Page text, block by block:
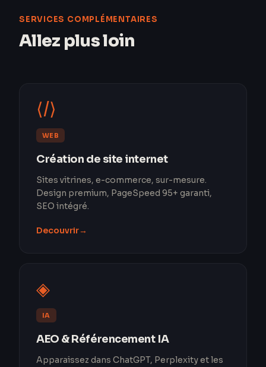
SERVICES COMPLÉMENTAIRES
Allez plus loin
⟨/⟩
WEB
Création de site internet
Sites vitrines, e-commerce, sur-mesure.
Design premium, PageSpeed 95+ garanti,
SEO intégré.
Decouvrir→
◈
IA
AEO & Référencement IA
Apparaissez dans ChatGPT, Perplexity et les